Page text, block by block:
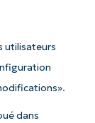
utilisateurs
dans